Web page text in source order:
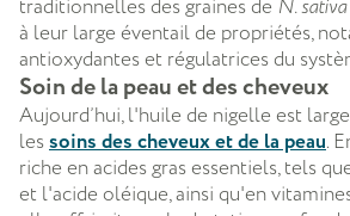
traditionnelles des graines de N. sativa
à leur large éventail de propriétés,
antioxydantes et régulatrices du
Soin de la peau et des cheveux
Aujourd’hui, l'huile de nigelle est
lessoins des cheveux et de la peau.
riche en acides gras essentiels, tels
et l'acide oléique, ainsi qu'en